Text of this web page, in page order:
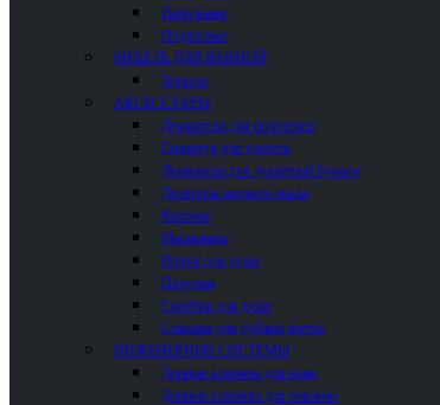
Напольные
Подвесные
МЕБЕЛЬ ДЛЯ ВАННОЙ
Зеркала
АКСЕССУАРЫ
Держатели для полотенец
Гарнитур для туалета
Держатели для туалетной бумаги
Дозаторы жидкого мыла
Крючки
Мыльницы
Полки для душа
Поручни
Скребки для душа
Стаканы для зубных щеток
ИНЖЕНЕРНЫЕ СИСТЕМЫ
Донные клапаны для ванн
Донные клапаны для раковин